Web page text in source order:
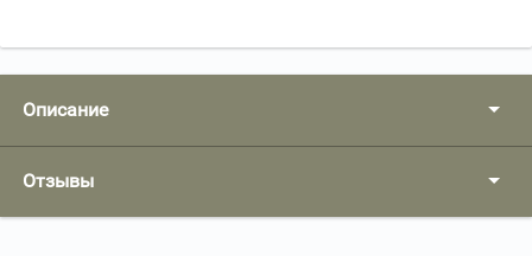
Описание
Отзывы